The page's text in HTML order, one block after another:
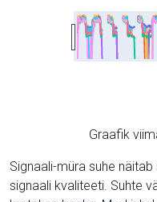
Graafik
Signaali-müra suhe
signaali kvaliteeti. Suhte